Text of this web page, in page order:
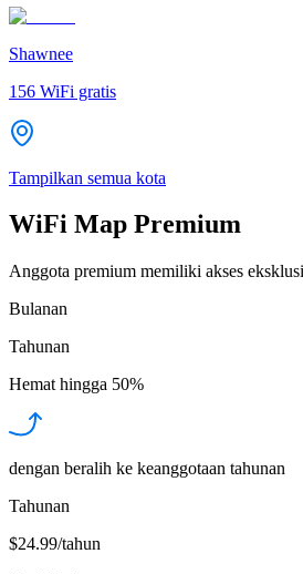
Shawnee
156 WiFi gratis
Tampilkan semua kota
WiFi Map Premium
Anggota premium memiliki akses
Bulanan
Tahunan
Hemat hingga 50%
dengan beralih ke keanggotaan tahunan
Tahunan
$24.99/tahun